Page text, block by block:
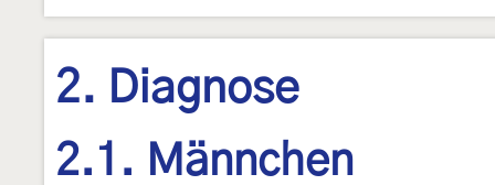
2. Diagnose
2.1. Männchen